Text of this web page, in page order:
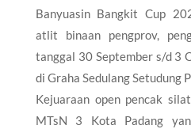
Banyuasin Bangkit Cup
atlit binaan pengprov,
tanggal 30 September s/d 3
di Graha Sedulang Setudung
Kejuaraan open pencak
MTsN 3 Kota Padang